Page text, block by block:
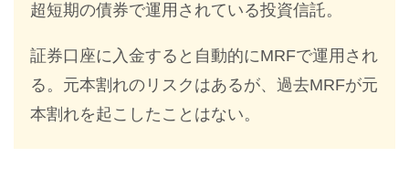
超短期の債券で運用されている投資信託。
証券口座に入金すると自動的にMRFで運用され
る。元本割れのリスクはあるが、過去MRFが元
本割れを起こしたことはない。